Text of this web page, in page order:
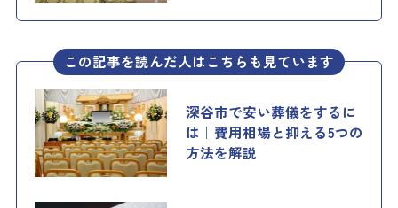
この記事を読んだ人はこちらも見ています
深谷市で安い葬儀をするに
は｜費用相場と抑える5つの
方法を解説